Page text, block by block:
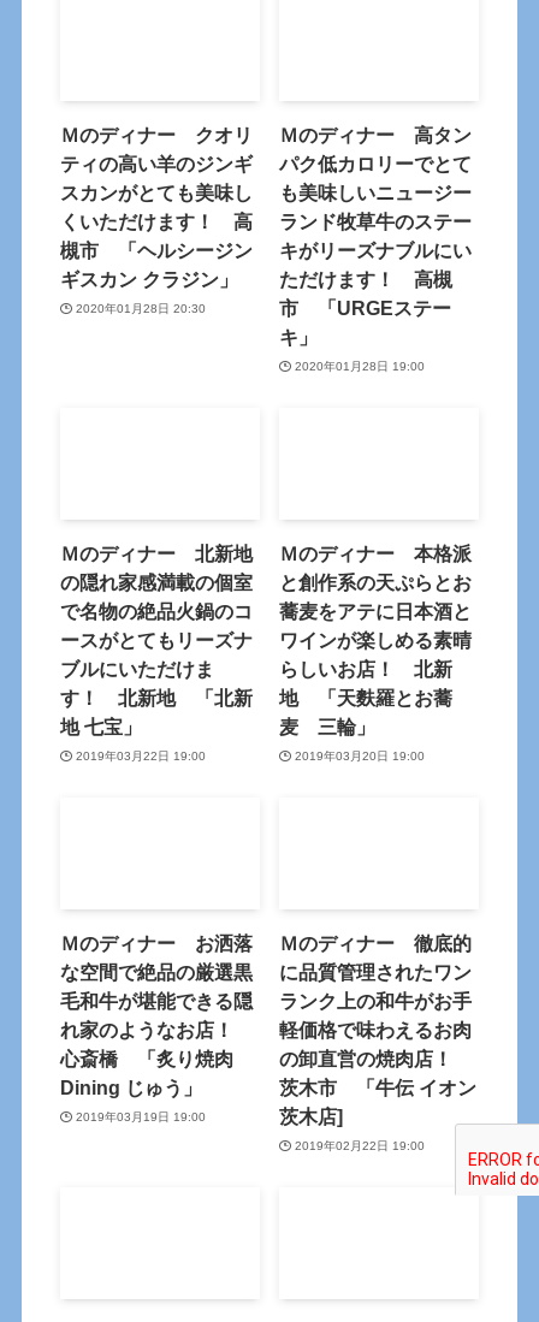
Ｍのディナー クオリ
ティの高い羊のジンギ
スカンがとても美味し
くいただけます！ 高
槻市 「ヘルシージン
ギスカン クラジン」
2020年01月28日 20:30
Ｍのディナー 高タン
パク低カロリーでとて
も美味しいニュージー
ランド牧草牛のステー
キがリーズナブルにい
ただけます！ 高槻
市 「URGEステー
キ」
2020年01月28日 19:00
Ｍのディナー 北新地
の隠れ家感満載の個室
で名物の絶品火鍋のコ
ースがとてもリーズナ
ブルにいただけま
す！ 北新地 「北新
地 七宝」
2019年03月22日 19:00
Ｍのディナー 本格派
と創作系の天ぷらとお
蕎麦をアテに日本酒と
ワインが楽しめる素晴
らしいお店！ 北新
地 「天麩羅とお蕎
麦 三輪」
2019年03月20日 19:00
Ｍのディナー お洒落
な空間で絶品の厳選黒
毛和牛が堪能できる隠
れ家のようなお店！
心斎橋 「炙り焼肉
Dining じゅう」
2019年03月19日 19:00
Ｍのディナー 徹底的
に品質管理されたワン
ランク上の和牛がお手
軽価格で味わえるお肉
の卸直営の焼肉店！
茨木市 「牛伝 イオン
茨木店]
2019年02月22日 19:00